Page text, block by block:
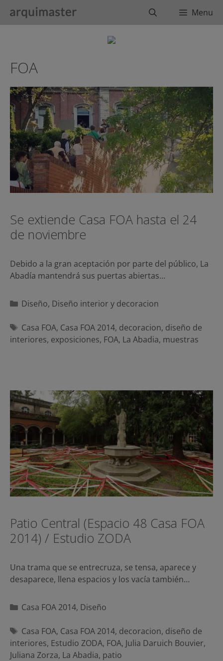
BuscarMenu
FOA
Se extiende Casa FOA hasta el 24
de noviembre
Debido a la gran aceptación por parte del público, La
Abadía mantendrá sus puertas abiertas…
Categorías
Diseño, Diseño interior y decoracion
Etiquetas
Casa FOA, Casa FOA 2014, decoracion, diseño de
interiores, exposiciones, FOA, La Abadia, muestras
Patio Central (Espacio 48 Casa FOA
2014) / Estudio ZODA
Una trama que se entrecruza, se tensa, aparece y
desaparece, llena espacios y los vacía también…
Categorías
Casa FOA 2014, Diseño
Etiquetas
Casa FOA, Casa FOA 2014, decoracion, diseño de
interiores, Estudio ZODA, FOA, Julia Daruich Bouvier,
Juliana Zorza, La Abadia, patio